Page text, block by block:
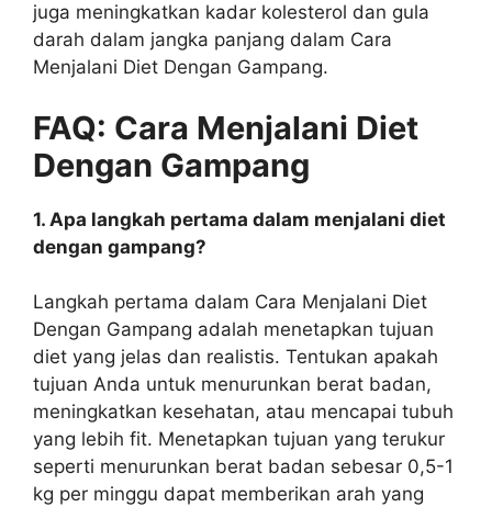
juga meningkatkan kadar kolesterol dan gula
darah dalam jangka panjang dalam Cara
Menjalani Diet Dengan Gampang.
FAQ: Cara Menjalani Diet
Dengan Gampang
1. Apa langkah pertama dalam menjalani diet
dengan gampang?
Langkah pertama dalam Cara Menjalani Diet
Dengan Gampang adalah menetapkan tujuan
diet yang jelas dan realistis. Tentukan apakah
tujuan Anda untuk menurunkan berat badan,
meningkatkan kesehatan, atau mencapai tubuh
yang lebih fit. Menetapkan tujuan yang terukur
seperti menurunkan berat badan sebesar 0,5-1
kg per minggu dapat memberikan arah yang